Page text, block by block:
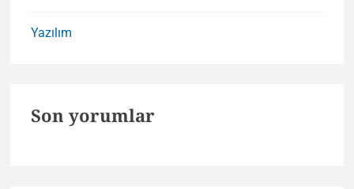
Yazılım
Son yorumlar